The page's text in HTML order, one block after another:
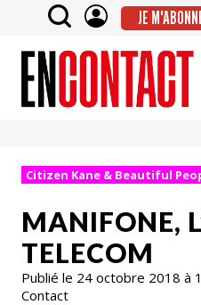
JE
Citizen Kane & Beautiful
MANIFONE,
TELECOM
Publié le 24 octobre 2018 à
Contact